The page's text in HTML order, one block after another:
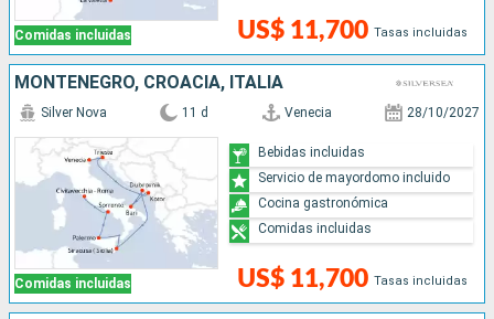
Comidas incluidas US$ 11,700 Tasas incluidas
MONTENEGRO, CROACIA, ITALIA
Comidas incluidas
Silver Nova 11 d Venecia 28/10/2027
US$ 11,700 Tasas incluidas
Bebidas incluidas
Servicio de mayordomo incluido
Cocina gastronómica
Comidas incluidas